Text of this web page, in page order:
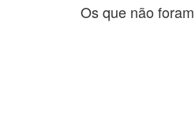
Os que não foram